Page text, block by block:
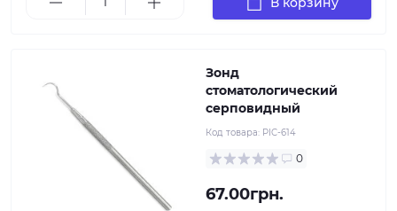
Зонд
стоматологический
серповидный
Код товара: PIC-614
0
67.00грн.